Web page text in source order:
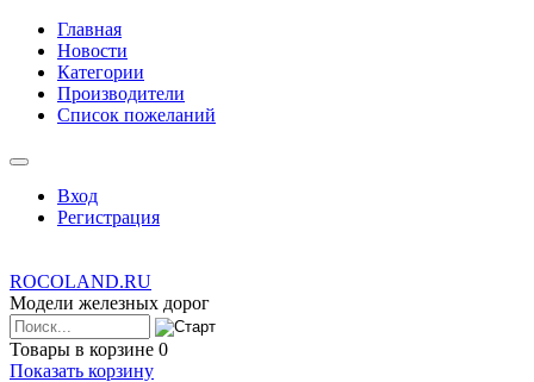
Главная
Новости
Категории
Производители
Список пожеланий
Вход
Регистрация
ROCOLAND.RU
Модели железных дорог
Товары в корзине 0
Показать корзину